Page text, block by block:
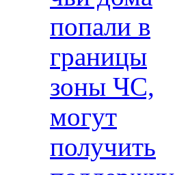
попали в
границы
зоны ЧС,
могут
получить